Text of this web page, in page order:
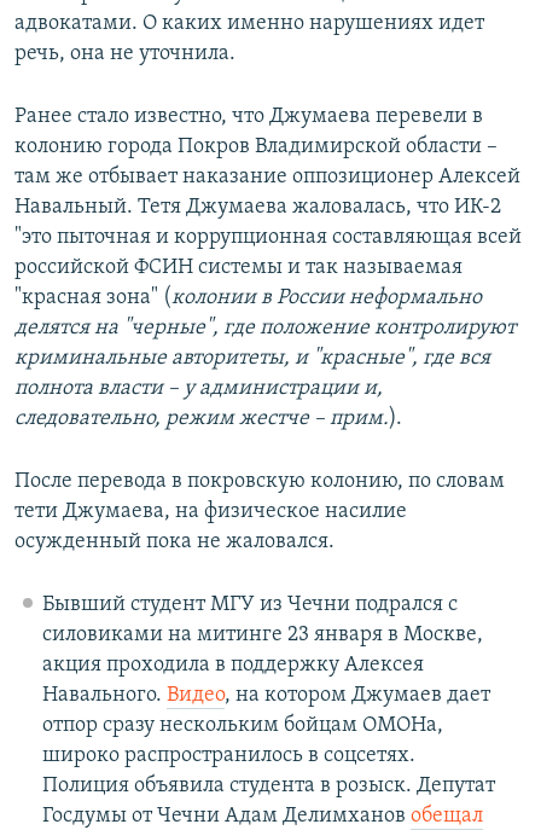
адвокатами. О каких именно нарушениях идет
речь, она не уточнила.
Ранее стало известно, что Джумаева перевели в
колонию города Покров Владимирской области –
там же отбывает наказание оппозиционер Алексей
Навальный. Тетя Джумаева жаловалась, что ИК-2
"это пыточная и коррупционная составляющая всей
российской ФСИН системы и так называемая
"красная зона" (колонии в России неформально
делятся на "черные", где положение контролируют
криминальные авторитеты, и "красные", где вся
полнота власти – у администрации и,
следовательно, режим жестче – прим.).
После перевода в покровскую колонию, по словам
тети Джумаева, на физическое насилие
осужденный пока не жаловался.
Бывший студент МГУ из Чечни подрался с
силовиками на митинге 23 января в Москве,
акция проходила в поддержку Алексея
Навального. Видео, на котором Джумаев дает
отпор сразу нескольким бойцам ОМОНа,
широко распространилось в соцсетях.
Полиция объявила студента в розыск. Депутат
Госдумы от Чечни Адам Делимханов обещал